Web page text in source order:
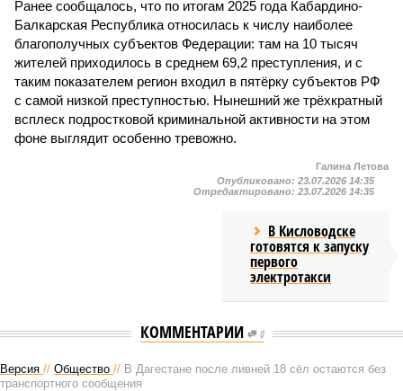
Ранее сообщалось, что по итогам 2025 года Кабардино-
Балкарская Республика относилась к числу наиболее
благополучных субъектов Федерации: там на 10 тысяч
жителей приходилось в среднем 69,2 преступления, и с
таким показателем регион входил в пятёрку субъектов РФ
с самой низкой преступностью. Нынешний же трёхкратный
всплеск подростковой криминальной активности на этом
фоне выглядит особенно тревожно.
Галина Летова
Опубликовано: 23.07.2026 14:35
Отредактировано: 23.07.2026 14:35
В Кисловодске
готовятся к запуску
первого
электротакси
КОММЕНТАРИИ 0
Версия // Общество // В Дагестане после ливней 18 сёл остаются без
транспортного сообщения